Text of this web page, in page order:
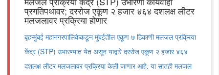
प्रगतिपथावर; दररोज एकूण २ हजार ४६४ दशलक्ष लीटर
मलजलावर प्रक्रिया होणार
बृहन्मुंबई महानगरपालिकेकडून मुंबईतील एकूण ७ ठिकाणी मलजल प्रक्रिया
केंद्र (STP) उभारण्यात येत असून याद्वारे दररोज एकूण २ हजार ४६४
दशलक्ष लीटर मलजलावर प्रक्रिया केली जाणार आहे. या सातही मलजल